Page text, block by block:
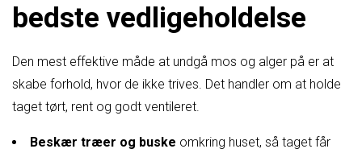
bedste vedligeholdelse
Den mest effektive måde at undgå mos og alger på er at
skabe forhold, hvor de ikke trives. Det handler om at holde
taget tørt, rent og godt ventileret.
Beskær træer og buske omkring huset, så taget får